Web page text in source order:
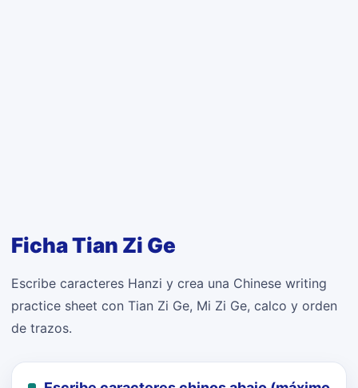
Ficha Tian Zi Ge
Escribe caracteres Hanzi y crea una Chinese writing
practice sheet con Tian Zi Ge, Mi Zi Ge, calco y orden
de trazos.